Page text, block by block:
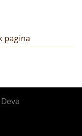
pagina